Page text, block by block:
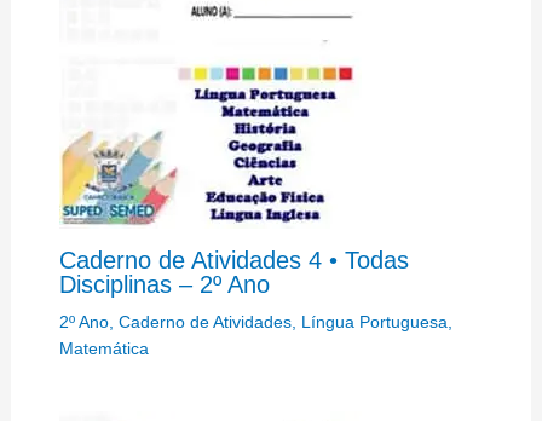
Caderno de Atividades 4 • Todas
Disciplinas – 2º Ano
2º Ano, Caderno de Atividades, Língua Portuguesa
Matemática